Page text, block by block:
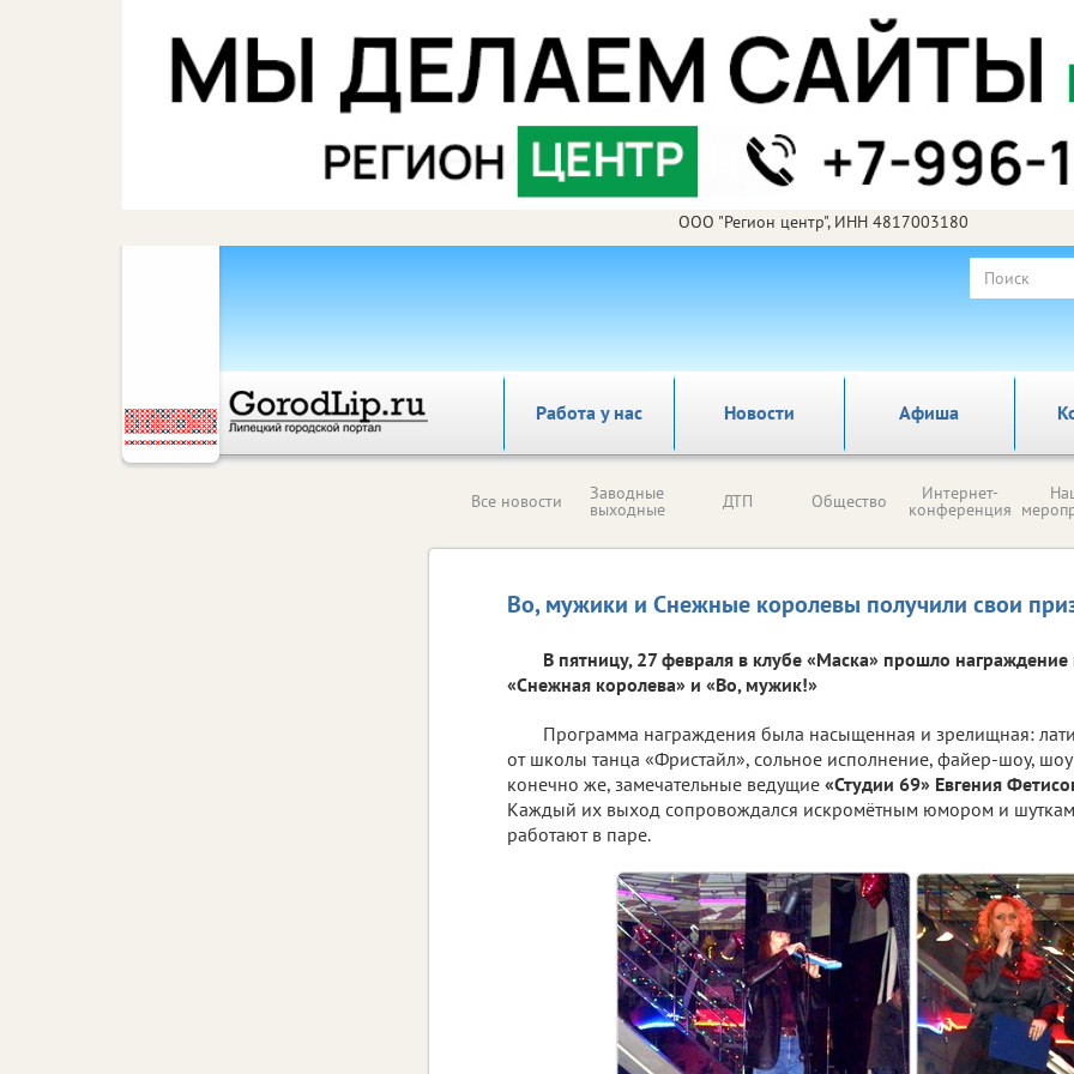
ООО "Регион центр", ИНН 4817003180
Работа у нас Новости Афиша
Все новости Заводные
выходные ДТП Общество Интернет-
конференция
Во, мужики и Снежные королевы получили свои
В пятницу, 27 февраля в клубе «Маска» прошло
«Снежная королева» и «Во, мужик!»
Программа награждения была насыщенная и зрелищная:
от школы танца «Фристайл», сольное исполнение, файер-шоу,
конечно же, замечательные ведущие «Студии 69» Евгения
Каждый их выход сопровождался искромётным юмором и
работают в паре.